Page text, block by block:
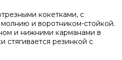
кокетками, с
и воротником-стойкой.
и нижними карманами в
стягивается резинкой с